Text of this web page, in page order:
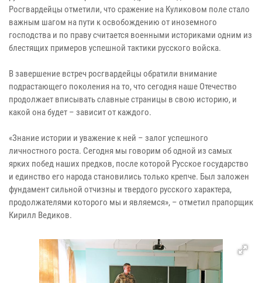
Росгвардейцы отметили, что сражение на Куликовом поле стало
важным шагом на пути к освобождению от иноземного
господства и по праву считается военными историками одним из
блестящих примеров успешной тактики русского войска.
В завершение встреч росгвардейцы обратили внимание
подрастающего поколения на то, что сегодня наше Отечество
продолжает вписывать славные страницы в свою историю, и
какой она будет – зависит от каждого.
«Знание истории и уважение к ней – залог успешного
личностного роста. Сегодня мы говорим об одной из самых
ярких побед наших предков, после которой Русское государство
и единство его народа становились только крепче. Был заложен
фундамент сильной отчизны и твердого русского характера,
продолжателями которого мы и являемся», – отметил прапорщик
Кирилл Ведиков.